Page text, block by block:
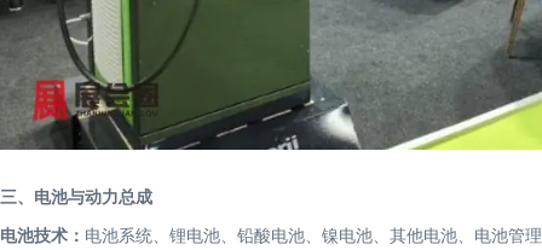
三、电池与动力总成
电池技术： 电池系统、锂电池、铅酸电池、镍电池、其他电池、电池管